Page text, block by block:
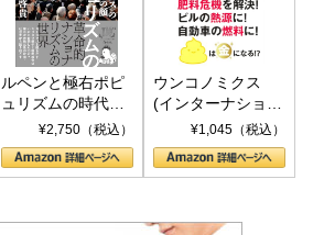
ルペンと極右ポピ
ュリズムの時代：
〈ヤヌス〉の二つ
の顔
¥2,750（税込）
ウンコノミクス
(インターナショナ
ル新書)¥1,045（税込）